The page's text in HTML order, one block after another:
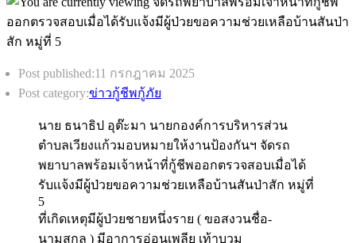
Post published:11 กรกฎาคม 2025
Post category:ข่าวกู้ชีพกู้ภัย
นาย ธนาธิป อุต๊ะมา นายกองค์การบริหารส่วน
ตำบลเวียงแก้วมอบหมายให้งานป้องกันฯ จัดรถ
พยาบาลพร้อมเจ้าหน้าที่กู้ชีพออกตรวจสอบเมื่อได้
รับเเจ้งมีผู้ป่วยขอความช่วยเหลือบ้านสันป่าสัก หมู่ที่
5
ที่เกิดเหตุมีผู้ป่วยชายหนึ่งราย ( ขอสงวนชื่อ-
นามสกุล ) มีอาการอ่อนเพลีย เท้าบวม